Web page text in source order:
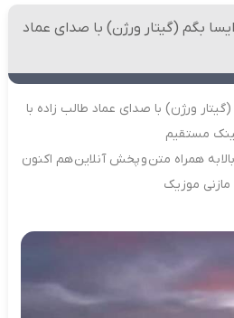
بگم (گیتار ورژن) با صدای عماد
(گیتار ورژن) با صدای عماد طالب زاده با
مستقیم
به همراه متن و پخش آنلاین هم اکنون
مازنی موزیک